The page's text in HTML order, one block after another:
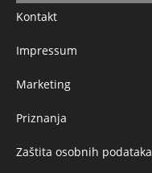
Kontakt
Impressum
Marketing
Priznanja
Zaštita osobnih podataka